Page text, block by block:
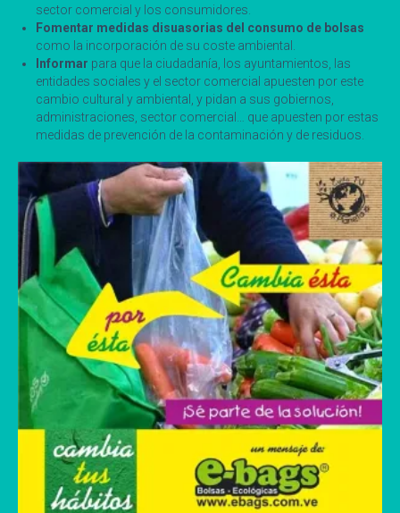
sector comercial y los consumidores.
Fomentar medidas disuasorias del consumo de bolsas
como la incorporación de su coste ambiental.
Informar para que la ciudadanía, los ayuntamientos, las
entidades sociales y el sector comercial apuesten por este
cambio cultural y ambiental, y pidan a sus gobiernos,
administraciones, sector comercial… que apuesten por estas
medidas de prevención de la contaminación y de residuos.